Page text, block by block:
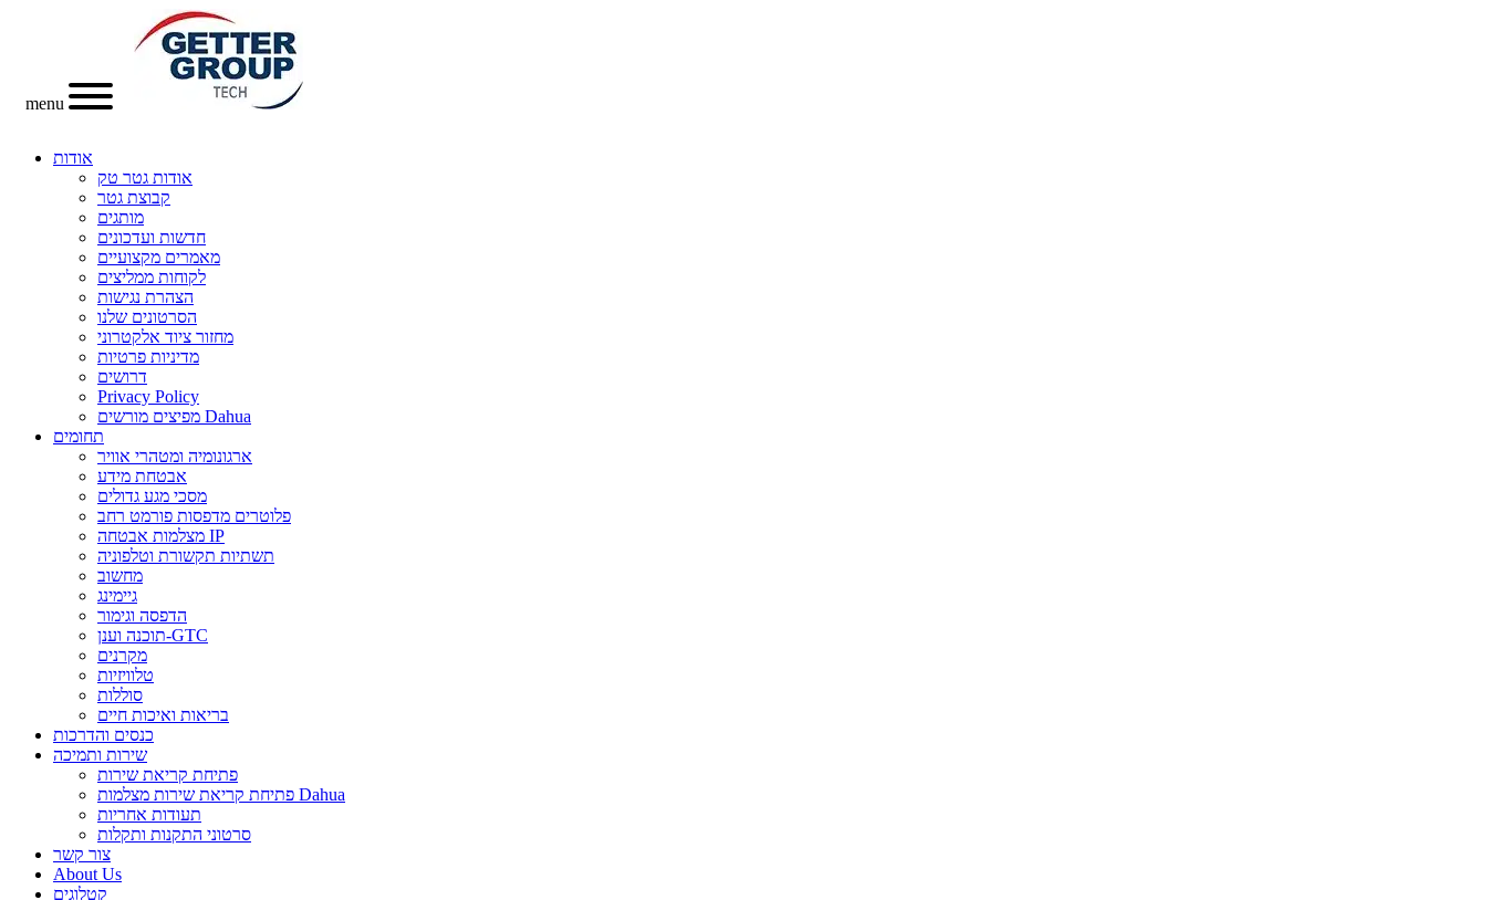
menu
אודות
אודות גטר טק
קבוצת גטר
מותגים
חדשות ועדכונים
מאמרים מקצועיים
לקוחות ממליצים
הצהרת נגישות
הסרטונים שלנו
מחזור ציוד אלקטרוני
מדיניות פרטיות
דרושים
Privacy Policy
מפיצים מורשים Dahua
תחומים
ארגונומיה ומטהרי אוויר
אבטחת מידע
מסכי מגע גדולים
פלוטרים מדפסות פורמט רחב
מצלמות אבטחה IP
תשתיות תקשורת וטלפוניה
מחשוב
גיימינג
הדפסה וגימור
תוכנה וענן-GTC
מקרנים
טלוויזיות
סוללות
בריאות ואיכות חיים
כנסים והדרכות
שירות ותמיכה
פתיחת קריאת שירות
פתיחת קריאת שירות מצלמות Dahua
תעודות אחריות
סרטוני התקנות ותקלות
צור קשר
About Us
קטלוגים